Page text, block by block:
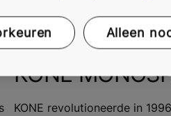
KONE
KONE revolutioneerde in
Alleen